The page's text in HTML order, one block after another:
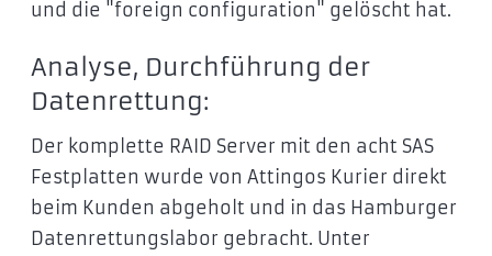
und die "foreign configuration" gelöscht hat.
Analyse, Durchführung der
Datenrettung:
Der komplette RAID Server mit den acht SAS
Festplatten wurde von Attingos Kurier direkt
beim Kunden abgeholt und in das Hamburger
Datenrettungslabor gebracht. Unter